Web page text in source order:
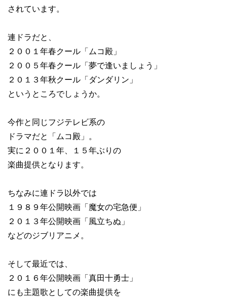
されています。
連ドラだと、
２００１年春クール「ムコ殿」
２００５年春クール「夢で逢いましょう」
２０１３年秋クール「ダンダリン」
というところでしょうか。
今作と同じフジテレビ系の
ドラマだと「ムコ殿」。
実に２００１年、１５年ぶりの
楽曲提供となります。
ちなみに連ドラ以外では
１９８９年公開映画「魔女の宅急便」
２０１３年公開映画「風立ちぬ」
などのジブリアニメ。
そして最近では、
２０１６年公開映画「真田十勇士」
にも主題歌としての楽曲提供を